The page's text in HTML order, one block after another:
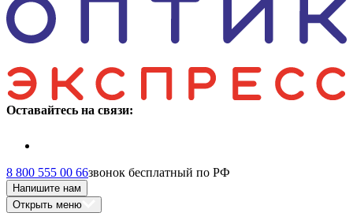
Оставайтесь на связи:
8 800 555 00 66звонок бесплатный по РФ
Напишите нам
Открыть меню